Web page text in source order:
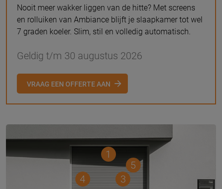
Nooit meer wakker liggen van de hitte? Met screens
en rolluiken van Ambiance blijft je slaapkamer tot wel
7 graden koeler. Slim, stil en volledig automatisch.
Geldig t/m 30 augustus 2026
VRAAG EEN OFFERTE AAN
1
3
4
5